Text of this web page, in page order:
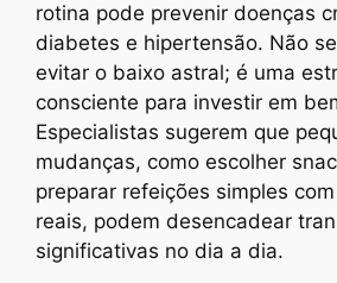
rotina pode prevenir doenças
diabetes e hipertensão. Não
evitar o baixo astral; é uma
consciente para investir em
Especialistas sugerem que
mudanças, como escolher
preparar refeições simples
reais, podem desencadear
significativas no dia a dia.